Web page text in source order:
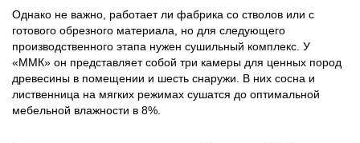
Однако не важно, работает ли фабрика со стволов или с
готового обрезного материала, но для следующего
производственного этапа нужен сушильный комплекс. У
«ММК» он представляет собой три камеры для ценных пород
древесины в помещении и шесть снаружи. В них сосна и
лиственница на мягких режимах сушатся до оптимальной
мебельной влажности в 8%.